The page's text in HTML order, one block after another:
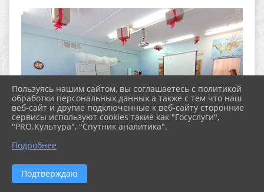
Пользуясь нашим сайтом, вы соглашаетесь с политикой
обработки персональных данных а также с тем что наш
веб-сайт и другие подключенные к веб-сайту сторонние
сервисы используют cookies такие как "Госуслуги",
"PRO.Культура", "Спутник аналитика".
Подробнее
Подтверждаю